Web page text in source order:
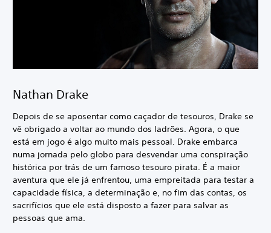
Nathan Drake
Depois de se aposentar como caçador de tesouros, Drake se
vê obrigado a voltar ao mundo dos ladrões. Agora, o que
está em jogo é algo muito mais pessoal. Drake embarca
numa jornada pelo globo para desvendar uma conspiração
histórica por trás de um famoso tesouro pirata. É a maior
aventura que ele já enfrentou, uma empreitada para testar a
capacidade física, a determinação e, no fim das contas, os
sacrifícios que ele está disposto a fazer para salvar as
pessoas que ama.